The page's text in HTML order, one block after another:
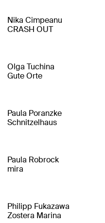
Nika Cimpeanu
CRASH OUT
Olga Tuchina
Gute Orte
Paula Poranzke
Schnitzelhaus
Paula Robrock
mira
Philipp Fukazawa
Zostera Marina